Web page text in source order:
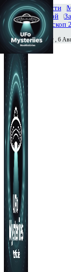
Главная Новости
Тайны вселенной
История
Гороскоп
Сегодня Четверг , 6